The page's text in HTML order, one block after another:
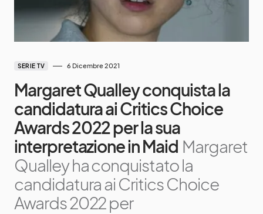
SERIE TV 6 Dicembre 2021
Margaret Qualley conquista la
candidatura ai Critics Choice
Awards 2022 per la sua
interpretazione in Maid Margaret
Qualley ha conquistato la
candidatura ai Critics Choice
Awards 2022 per